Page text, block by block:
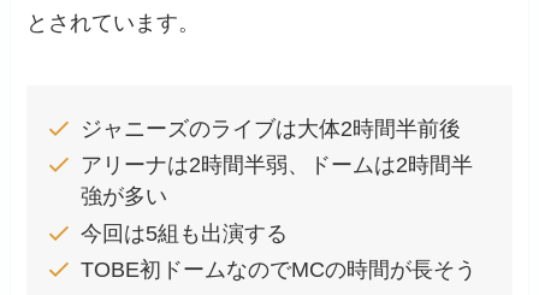
とされています。
ジャニーズのライブは大体2時間半前後
アリーナは2時間半弱、ドームは2時間半
強が多い
今回は5組も出演する
TOBE初ドームなのでMCの時間が長そう